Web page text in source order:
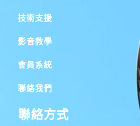
技術支援
影音教學
會員系統
聯絡我們
聯絡方式